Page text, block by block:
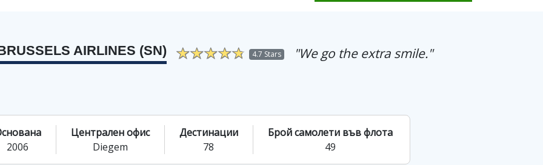
AIRLINES (SN) 4.7 Stars "We go the extra smile."
2006
Централен офис
Diegem
Дестинации
78
Брой самолети във флота
49